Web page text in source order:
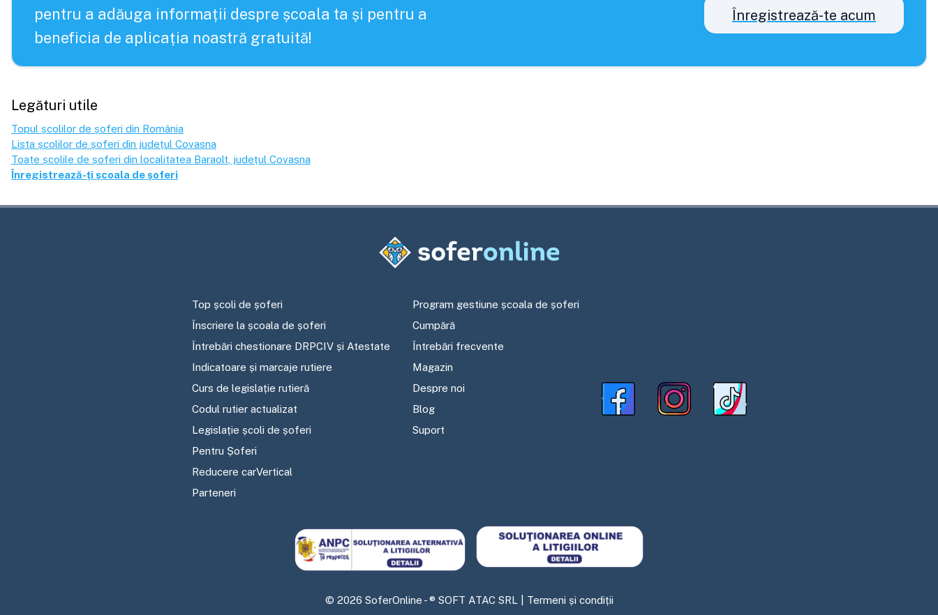
pentru a adăuga informații despre școala ta și pentru a
beneficia de aplicația noastră gratuită!
Înregistrează-te acum
Legături utile
Topul școlilor de șoferi din România
Lista școlilor de șoferi din județul Covasna
Toate școlile de șoferi din localitatea Baraolt , județul Covasna
Înregistrează-ți școala de șoferi
Top școli de șoferi
Înscriere la școala de șoferi
Întrebări chestionare DRPCIV și Atestate
Indicatoare și marcaje rutiere
Curs de legislație rutieră
Codul rutier actualizat
Legislație școli de șoferi
Pentru Șoferi
Reducere carVertical
Parteneri
Program gestiune școala de șoferi
Cumpără
Întrebări frecvente
Magazin
Despre noi
Blog
Suport
© 2026 SoferOnline - ® SOFT ATAC SRL | Termeni și condiții